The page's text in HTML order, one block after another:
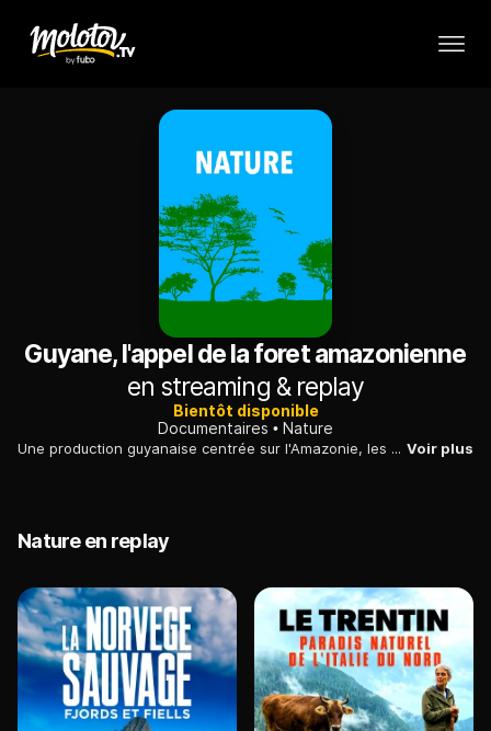
Guyane, l'appel de la foret amazonienne
en streaming & replay
Bientôt disponible
Documentaires
Nature
Une production guyanaise centrée sur l'Amazonie, les communautés autochtones et l'environnement. Voir plus
Nature en replay